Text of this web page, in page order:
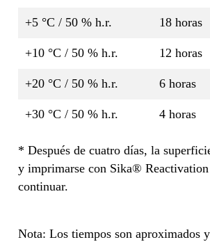
+5 °C / 50 % h.r. 18 horas
+10 °C / 50 % h.r. 12 horas
+20 °C / 50 % h.r. 6 horas
+30 °C / 50 % h.r. 4 horas
* Después de cuatro días, la
y imprimarse con Sika® Reactivation
continuar.
Nota: Los tiempos son aproximados